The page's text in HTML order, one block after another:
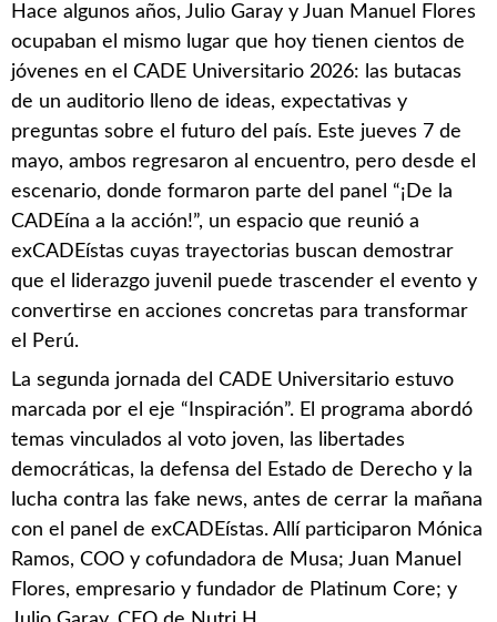
Hace algunos años, Julio Garay y Juan Manuel Flores
ocupaban el mismo lugar que hoy tienen cientos de
jóvenes en el CADE Universitario 2026: las butacas
de un auditorio lleno de ideas, expectativas y
preguntas sobre el futuro del país. Este jueves 7 de
mayo, ambos regresaron al encuentro, pero desde el
escenario, donde formaron parte del panel “¡De la
CADEína a la acción!”, un espacio que reunió a
exCADEístas cuyas trayectorias buscan demostrar
que el liderazgo juvenil puede trascender el evento y
convertirse en acciones concretas para transformar
el Perú.
La segunda jornada del CADE Universitario estuvo
marcada por el eje “Inspiración”. El programa abordó
temas vinculados al voto joven, las libertades
democráticas, la defensa del Estado de Derecho y la
lucha contra las fake news, antes de cerrar la mañana
con el panel de exCADEístas. Allí participaron Mónica
Ramos, COO y cofundadora de Musa; Juan Manuel
Flores, empresario y fundador de Platinum Core; y